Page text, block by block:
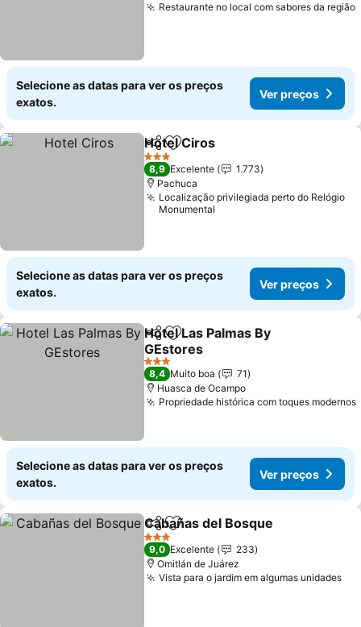
Restaurante no local com sabores da região
Selecione as datas para ver os preços
exatos.
Ver preços
PartilharAdicionar aos favoritos
Hotel Ciros
3 Estrelas
8,9 Excelente
1.773
Pachuca
Localização privilegiada perto do Relógio
Monumental
Selecione as datas para ver os preços
exatos.
Ver preços
PartilharAdicionar aos favoritos
Hotel Las Palmas By
GEstores
3 Estrelas
8,4 Muito boa
71
Huasca de Ocampo
Propriedade histórica com toques modernos
Selecione as datas para ver os preços
exatos.
Ver preços
PartilharAdicionar aos favoritos
Cabañas del Bosque
3 Estrelas
9,0 Excelente
233
Omitlán de Juárez
Vista para o jardim em algumas unidades